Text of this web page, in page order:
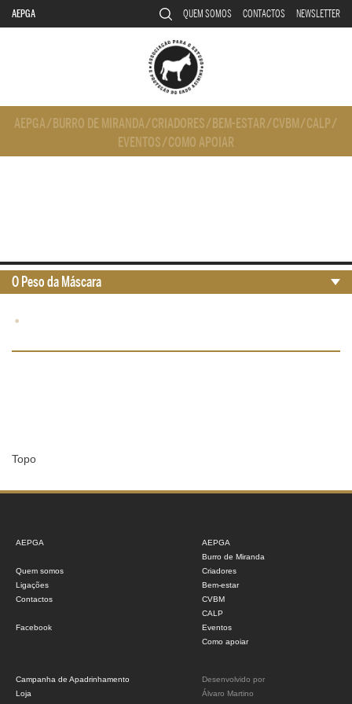
AEPGA QUEM SOMOS CONTACTOS NEWSLETTER
AEPGA/ BURRO DE MIRANDA/CRIADORES/ BEM-ESTAR/CVBM/CALP/
EVENTOS/COMO APOIAR
•
Topo
O Peso da Máscara
AEPGA
Quem somos
Ligações
Contactos
Facebook
AEPGA
Burro de Miranda
Criadores
Bem-estar
CVBM
CALP
Eventos
Como apoiar
Campanha de Apadrinhamento
Loja
Desenvolvido por
Álvaro Martino